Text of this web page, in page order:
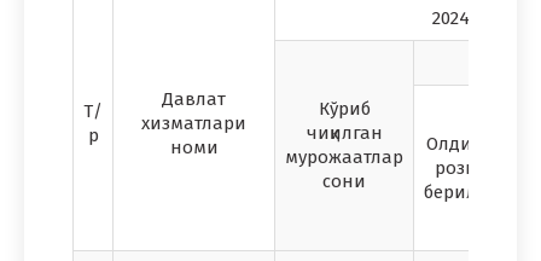
Т/
р
Давлат
хизматлари
номи
2024 йил
Кўриб
чиқилган
мурожаатлар
сони
Олдиндан
розилик
берилгани